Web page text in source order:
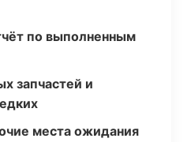
по выполненным
запчастей и
места ожидания